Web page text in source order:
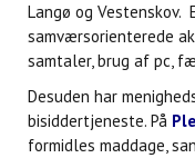
Langø og
samværsorienterede
samtaler, brug af pc,
Desuden har
bisiddertjeneste. På
formidles maddage,